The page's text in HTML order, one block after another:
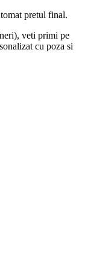
pretul final.
veti primi pe
cu poza si